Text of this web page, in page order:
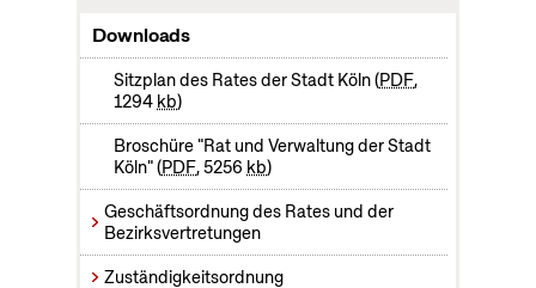
Downloads
Sitzplan des Rates der Stadt Köln PDF,
1294 kb
Broschüre "Rat und Verwaltung der Stadt
Köln" PDF, 5256 kb
Geschäftsordnung des Rates und der
Bezirksvertretungen
Zuständigkeitsordnung